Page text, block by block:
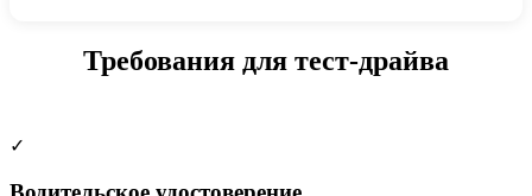
Требования для тест-драйва
✓